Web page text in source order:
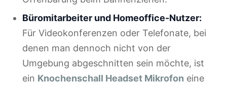
Büromitarbeiter und Homeoffice-Nutzer:
Für Videokonferenzen oder Telefonate, bei
denen man dennoch nicht von der
Umgebung abgeschnitten sein möchte, ist
ein Knochenschall Headset Mikrofon eine